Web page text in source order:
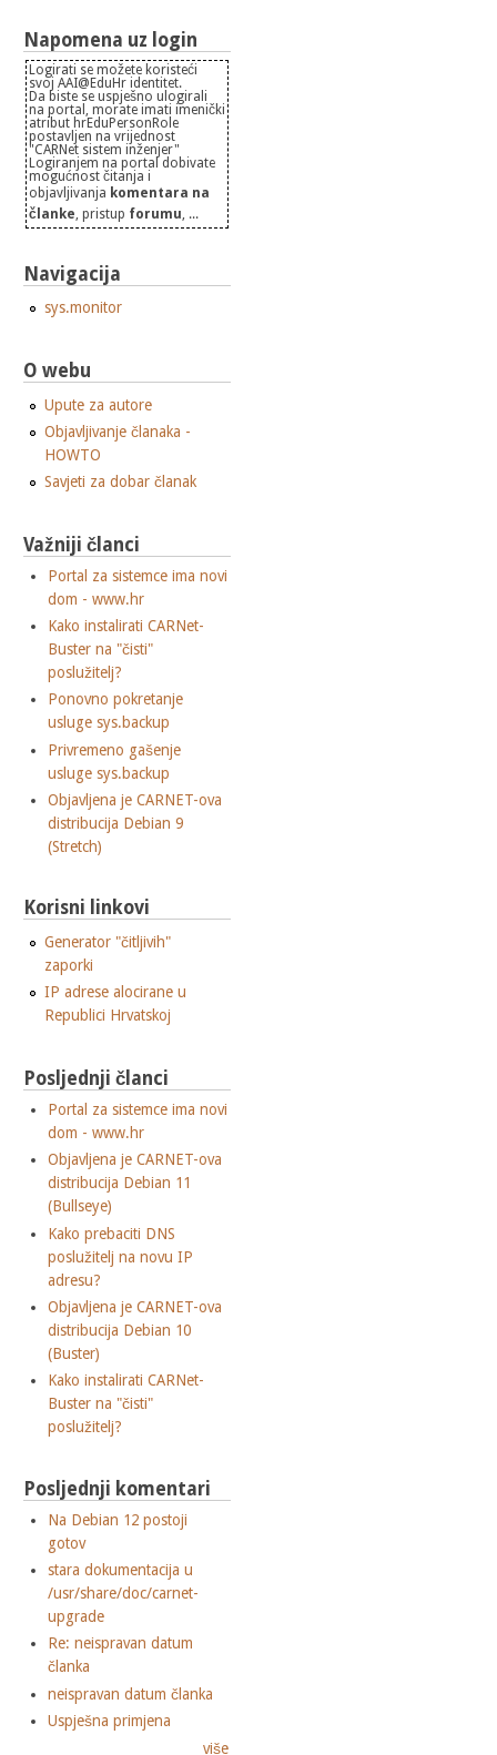
Napomena uz login
Logirati se možete koristeći
svoj AAI@EduHr identitet.
Da biste se uspješno ulogirali
na portal, morate imati imenički
atribut hrEduPersonRole
postavljen na vrijednost
"CARNet sistem inženjer"
Logiranjem na portal dobivate
mogućnost čitanja i
objavljivanja komentara na
članke , pristup forumu , ...
Navigacija
sys.monitor
O webu
Upute za autore
Objavljivanje članaka -
HOWTO
Savjeti za dobar članak
Važniji članci
Portal za sistemce ima novi
dom - www.hr
Kako instalirati CARNet-
Buster na "čisti"
poslužitelj?
Ponovno pokretanje
usluge sys.backup
Privremeno gašenje
usluge sys.backup
Objavljena je CARNET-ova
distribucija Debian 9
(Stretch)
Korisni linkovi
Generator "čitljivih"
zaporki
IP adrese alocirane u
Republici Hrvatskoj
Posljednji članci
Portal za sistemce ima novi
dom - www.hr
Objavljena je CARNET-ova
distribucija Debian 11
(Bullseye)
Kako prebaciti DNS
poslužitelj na novu IP
adresu?
Objavljena je CARNET-ova
distribucija Debian 10
(Buster)
Kako instalirati CARNet-
Buster na "čisti"
poslužitelj?
Posljednji komentari
Na Debian 12 postoji
gotov
stara dokumentacija u
/usr/share/doc/carnet-
upgrade
Re: neispravan datum
članka
neispravan datum članka
Uspješna primjena
više